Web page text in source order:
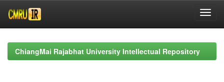
navigationChiangMai Rajabhat University Intellectual Repository